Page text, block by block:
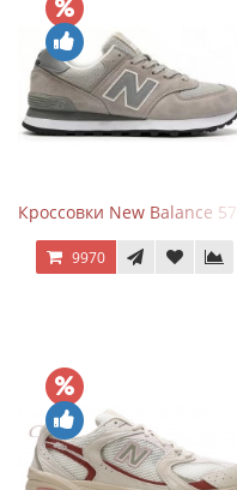
Кроссовки New Balance
9970